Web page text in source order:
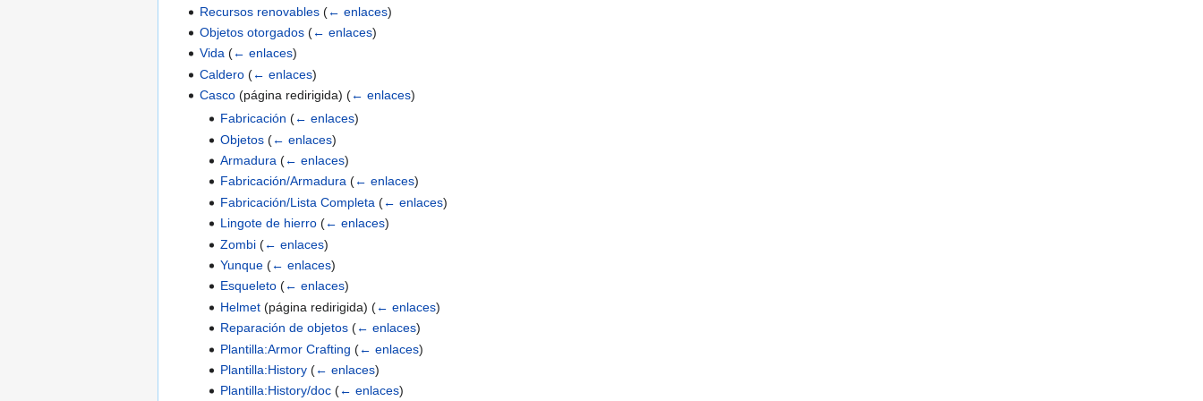
Recursos renovables (← enlaces)
Objetos otorgados (← enlaces)
Vida (← enlaces)
Caldero (← enlaces)
Casco (página redirigida)(← enlaces)
Fabricación (← enlaces)
Objetos (← enlaces)
Armadura (← enlaces)
Fabricación/Armadura (← enlaces)
Fabricación/Lista Completa (← enlaces)
Lingote de hierro (← enlaces)
Zombi (← enlaces)
Yunque (← enlaces)
Esqueleto (← enlaces)
Helmet(página redirigida) (← enlaces)
Reparación de objetos (← enlaces)
Plantilla:Armor Crafting (← enlaces)
Plantilla:History (← enlaces)
Plantilla:History/doc (← enlaces)